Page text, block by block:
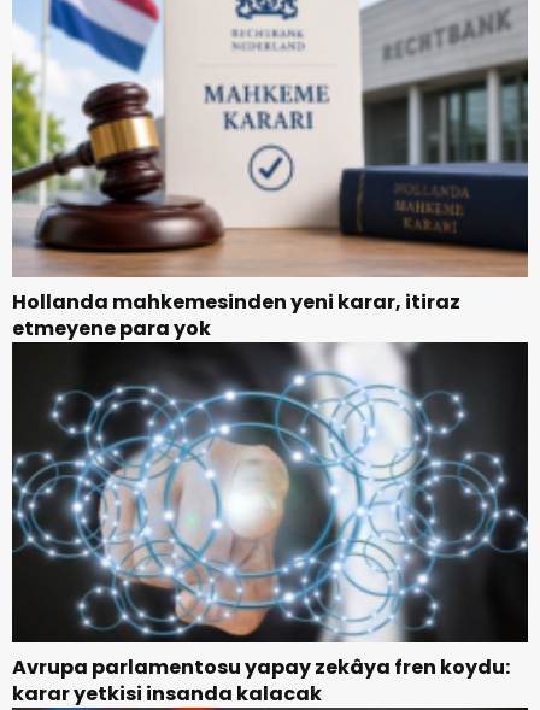
Hollanda mahkemesinden yeni karar, itiraz
etmeyene para yok
Avrupa parlamentosu yapay zekâya fren koydu:
karar yetkisi insanda kalacak